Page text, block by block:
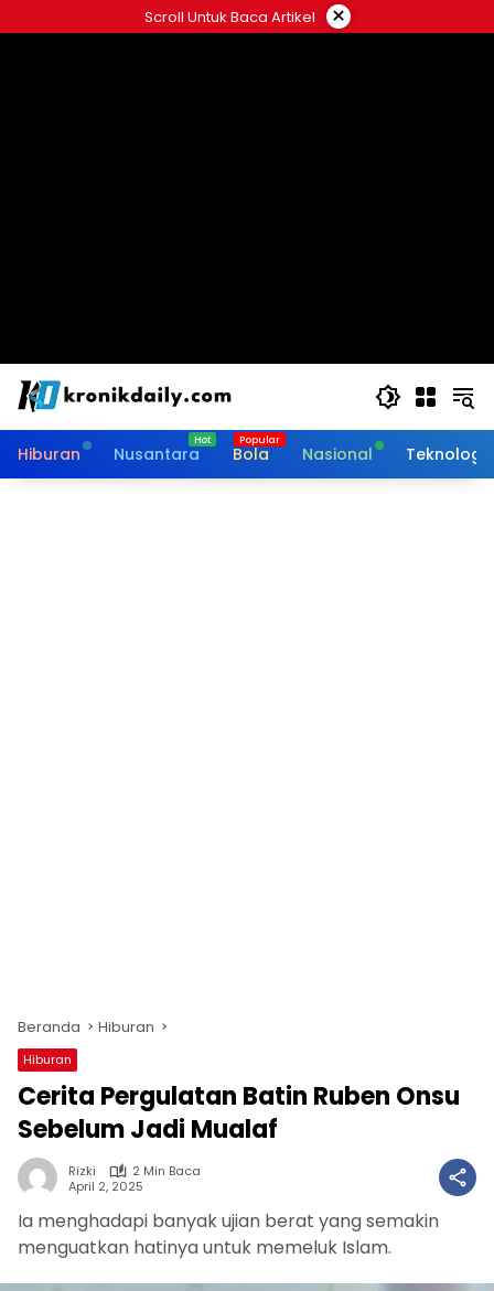
ke
Scroll Untuk Baca Artikel ×
Hiburan Nusantara Bola Nasional Teknologi
Beranda Hiburan
Hiburan
Cerita Pergulatan Batin Ruben Onsu
Sebelum Jadi Mualaf
Rizki
2 Min Baca
April 2, 2025
Ia menghadapi banyak ujian berat yang semakin
menguatkan hatinya untuk memeluk Islam.